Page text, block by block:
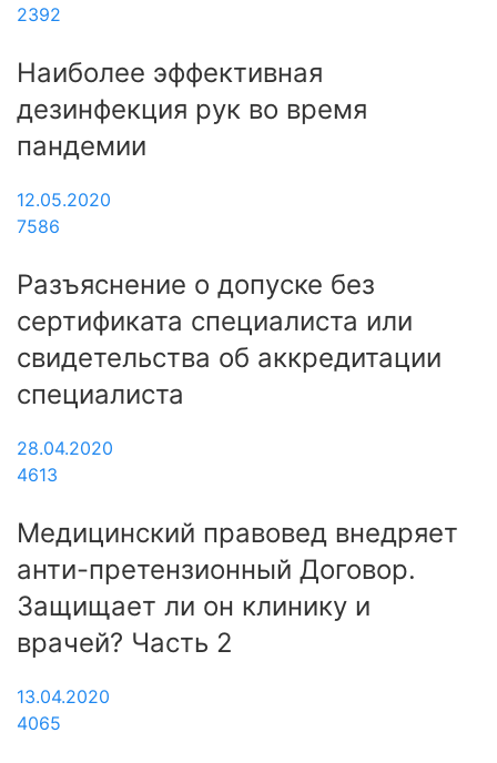
2392
Наиболее эффективная
дезинфекция рук во время
пандемии
12.05.2020
7586
Разъяснение о допуске без
сертификата специалиста или
свидетельства об аккредитации
специалиста
28.04.2020
4613
Медицинский правовед внедряет
анти-претензионный Договор.
Защищает ли он клинику и
врачей? Часть 2
13.04.2020
4065